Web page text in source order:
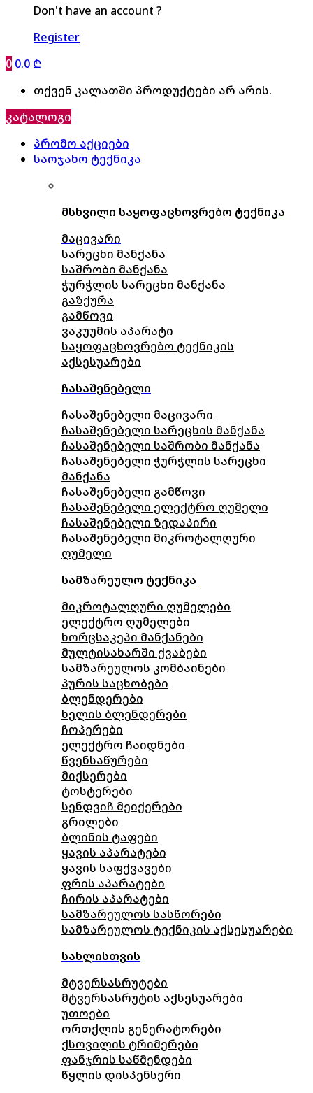
Don't have an account ?
Register
0 0.0 ₾
თქვენ კალათში პროდუქტები არ არის.
კატალოგი
პრომო აქციები
საოჯახო ტექნიკა
მსხვილი საყოფაცხოვრებო ტექნიკა
მაცივარი
სარეცხი მანქანა
საშრობი მანქანა
ჭურჭლის სარეცხი მანქანა
გაზქურა
გამწოვი
ვაკუუმის აპარატი
საყოფაცხოვრებო ტექნიკის
აქსესუარები
ჩასაშენებელი
ჩასაშენებელი მაცივარი
ჩასაშენებელი სარეცხის მანქანა
ჩასაშენებელი საშრობი მანქანა
ჩასაშენებელი ჭურჭლის სარეცხი
მანქანა
ჩასაშენებელი გამწოვი
ჩასაშენებელი ელექტრო ღუმელი
ჩასაშენებელი ზედაპირი
ჩასაშენებელი მიკროტალღური
ღუმელი
სამზარეულო ტექნიკა
მიკროტალღური ღუმელები
ელექტრო ღუმელები
ხორცსაკეპი მანქანები
მულტისახარში ქვაბები
სამზარეულოს კომბაინები
პურის საცხობები
ბლენდერები
ხელის ბლენდერები
ჩოპერები
ელექტრო ჩაიდნები
წვენსაწურები
მიქსერები
ტოსტერები
სენდვიჩ მეიქერები
გრილები
ბლინის ტაფები
ყავის აპარატები
ყავის საფქვავები
ფრის აპარატები
ჩირის აპარატები
სამზარეულოს სასწორები
სამზარეულოს ტექნიკის აქსესუარები
სახლისთვის
მტვერსასრუტები
მტვერსასრუტის აქსესუარები
უთოები
ორთქლის გენერატორები
ქსოვილის ტრიმერები
ფანჯრის საწმენდები
წყლის დისპენსერი